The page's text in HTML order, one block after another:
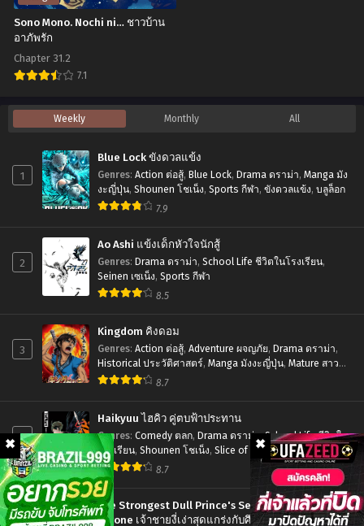
Chapter 1
พฤศจิกายน 29, 2024
ไร้
ช่อง
ติด
อาวุธ
Sono Mono. Nochi ni… ชาวบ้าน
อาภัพรัก
Chapter 31.2
7.1
Sono
Mono.
Nochi
ni…
อาภัพ
รัก
Weekly Monthly All
1
Blue Lock ขังดวลแข้ง
Genres: Action ต่อสู้, Blue Lock, Drama ดราม่า, Manga มัง
งะญี่ปุ่น, Shounen โชเน็ง, Sports กีฬา, ขังดวลแข้ง, บลูล็อก
7.9
2
Ao Ashi แข้งเด็กหัวใจนักสู้
Genres: Drama ดราม่า, School Life ชีวิตในโรงเรียน,
Seinen เซเน็ง, Sports กีฬา
8.5
3
Kingdom คิงดอม
Genres: Action ต่อสู้, Adventure ผจญภัย, Drama ดราม่า,
Historical ประวัติศาสตร์, Manga มังงะญี่ปุ่น, Mature สาว
ใหญ่,Seinen เซเน็ง
8.7
4
Haikyuu ไฮคิว คู่ตบฟ้าประทาน
Genres: Comedy ตลก, Drama ดราม่า,School Life ชีวิตใน
โรงเรียน, Shounen โชเน็ง, Slice of Life รั้วโรงเรียน,
Sports กีฬา
8.7
The Strongest Dull Prince's Secret Battle for the
Throne เจ้าชายงี่เง่าสุดแกร่งกับศึกชิงราชสมบัติ